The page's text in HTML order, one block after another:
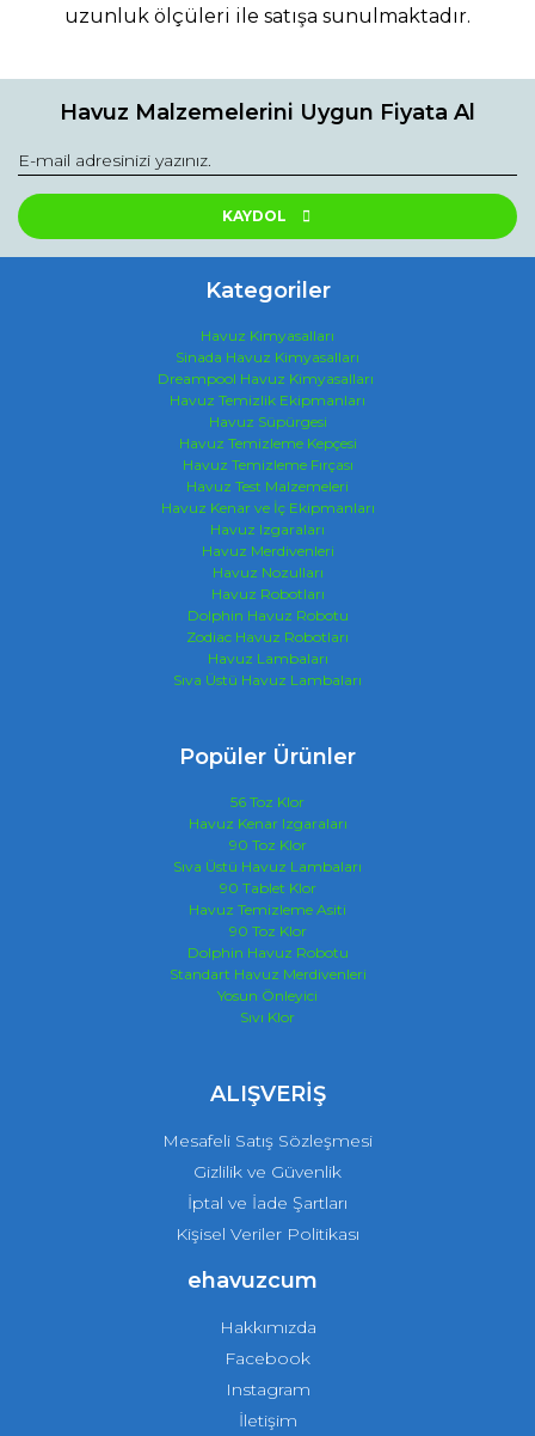
uzunluk ölçüleri ile satışa sunulmaktadır.
Havuz Malzemelerini Uygun Fiyata Al
KAYDOL
Kategoriler
Havuz Kimyasalları
Sinada Havuz Kimyasalları
Dreampool Havuz Kimyasalları
Havuz Temizlik Ekipmanları
Havuz Süpürgesi
Havuz Temizleme Kepçesi
Havuz Temizleme Fırçası
Havuz Test Malzemeleri
Havuz Kenar ve İç Ekipmanları
Havuz Izgaraları
Havuz Merdivenleri
Havuz Nozulları
Havuz Robotları
Dolphin Havuz Robotu
Zodiac Havuz Robotları
Havuz Lambaları
Sıva Üstü Havuz Lambaları
Popüler Ürünler
56 Toz Klor
Havuz Kenar Izgaraları
90 Toz Klor
Sıva Üstü Havuz Lambaları
90 Tablet Klor
Havuz Temizleme Asiti
90 Toz Klor
Dolphin Havuz Robotu
Standart Havuz Merdivenleri
Yosun Önleyici
Sıvı Klor
ALIŞVERİŞ
Mesafeli Satış Sözleşmesi
Gizlilik ve Güvenlik
İptal ve İade Şartları
Kişisel Veriler Politikası
ehavuzcum
Hakkımızda
Facebook
Instagram
İletişim